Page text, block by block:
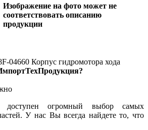
Изображение на фото может не
соответствовать описанию
продукции
04660 Корпус гидромотора хода
огромный выбор самых
У нас Вы всегда найдете то, что